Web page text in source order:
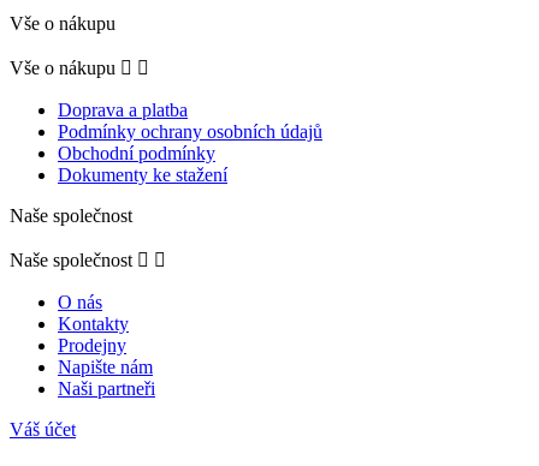
Vše o nákupu
Vše o nákupu  
Doprava a platba
Podmínky ochrany osobních údajů
Obchodní podmínky
Dokumenty ke stažení
Naše společnost
Naše společnost  
O nás
Kontakty
Prodejny
Napište nám
Naši partneři
Váš účet